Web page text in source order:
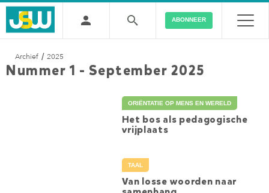
ABONNEER
Archief / 2025
Nummer 1 - September 2025
ORIËNTATIE OP MENS EN WERELD
Het bos als pedagogische
vrijplaats
TAAL
Van losse woorden naar